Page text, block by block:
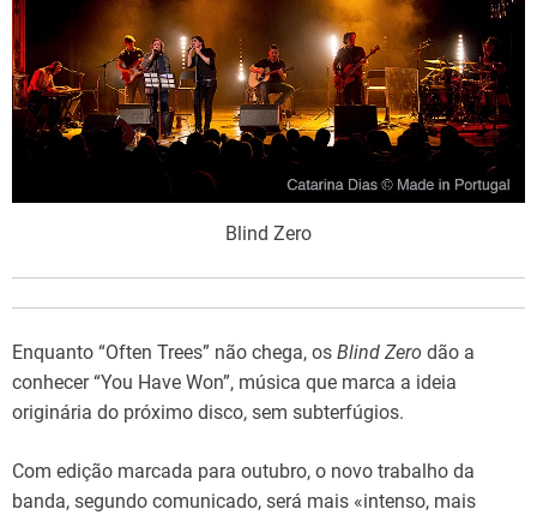
Blind Zero
Enquanto “Often Trees” não chega, os Blind Zero dão a
conhecer “You Have Won”, música que marca a ideia
originária do próximo disco, sem subterfúgios.
Com edição marcada para outubro, o novo trabalho da
banda, segundo comunicado, será mais «intenso, mais